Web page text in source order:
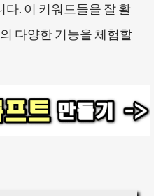
다. 이 키워드들을 잘 활
다양한 기능을 체험할